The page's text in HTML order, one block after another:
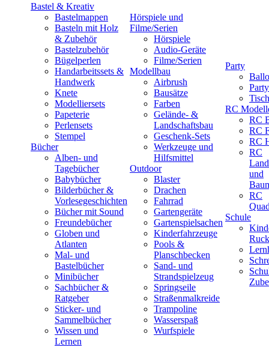
Bastel & Kreativ
Bastelmappen
Basteln mit Holz
& Zubehör
Bastelzubehör
Bügelperlen
Handarbeitssets &
Handwerk
Knete
Modelliersets
Papeterie
Perlensets
Stempel
Bücher
Alben- und
Tagebücher
Babybücher
Bilderbücher &
Vorlesegeschichten
Bücher mit Sound
Freundebücher
Globen und
Atlanten
Mal- und
Bastelbücher
Minibücher
Sachbücher &
Ratgeber
Sticker- und
Sammelbücher
Wissen und
Lernen
Hörspiele und
Filme/Serien
Hörspiele
Audio-Geräte
Filme/Serien
Modellbau
Airbrush
Bausätze
Farben
Gelände- &
Landschaftsbau
Geschenk-Sets
Werkzeuge und
Hilfsmittel
Outdoor
Blaster
Drachen
Fahrrad
Gartengeräte
Gartenspielsachen
Kinderfahrzeuge
Pools &
Planschbecken
Sand- und
Strandspielzeug
Springseile
Straßenmalkreide
Trampoline
Wasserspaß
Wurfspiele
Party
RC
RC
RC
RC
RC
und
RC
Schule